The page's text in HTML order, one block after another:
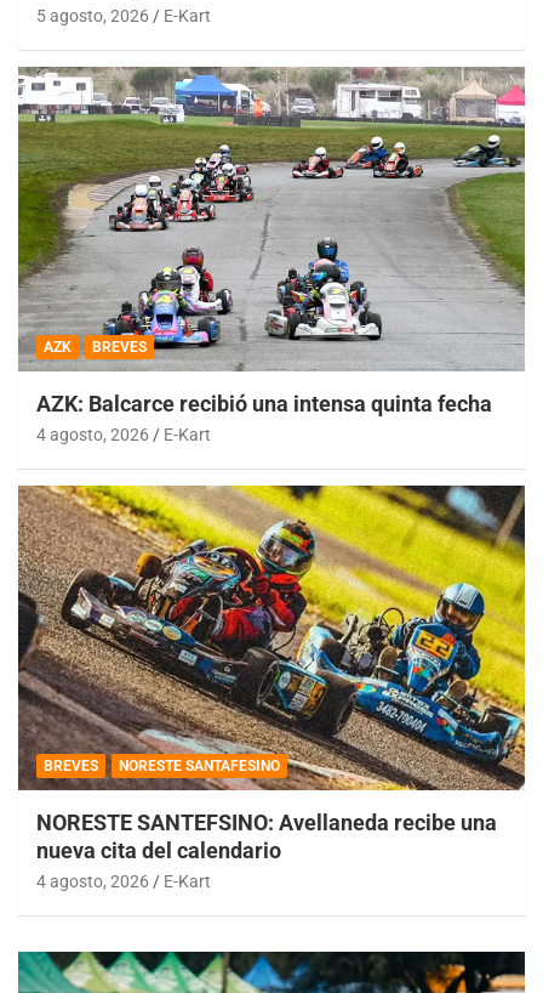
5 agosto, 2026 E-Kart
AZK BREVES
AZK: Balcarce recibió una intensa quinta fecha
4 agosto, 2026 E-Kart
BREVES NORESTE SANTAFESINO
NORESTE SANTEFSINO: Avellaneda recibe una
nueva cita del calendario
4 agosto, 2026 E-Kart